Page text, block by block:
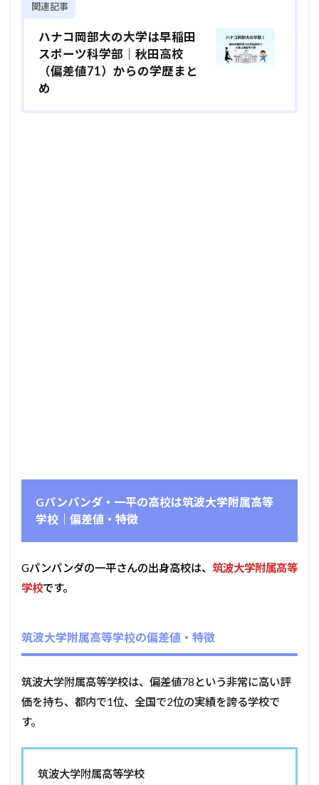
関連記事
ハナコ岡部大の大学は早稲田
スポーツ科学部｜秋田高校
（偏差値71）からの学歴まと
め
Gパンパンダ・一平の高校は筑波大学附属高等
学校｜偏差値・特徴
Gパンパンダの一平さんの出身高校は、 筑波大学附属高等
学校です。
筑波大学附属高等学校の偏差値・特徴
筑波大学附属高等学校は、偏差値78という非常に高い評
価を持ち、都内で1位、全国で2位の実績を誇る学校で
す。
筑波大学附属高等学校